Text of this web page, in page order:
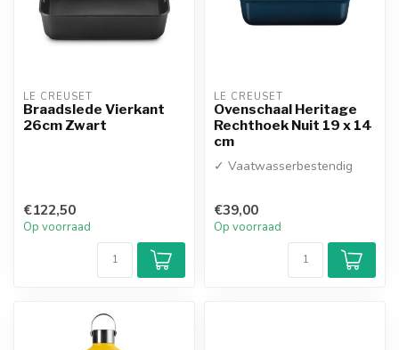
LE CREUSET
Braadslede Vierkant
26cm Zwart
€122,50
Op voorraad
LE CREUSET
Ovenschaal Heritage
Rechthoek Nuit 19 x 14
cm
✓ Vaatwasserbestendig
€39,00
Op voorraad